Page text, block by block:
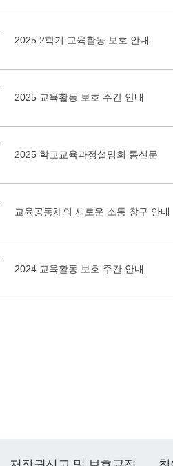
2025 2학기 교육활동 보호 안내
2025 교육활동 보호 주간 안내
2025 학교교육과정설명회 통신문
교육공동체의 새로운 소통 창구 안내
2024 교육활동 보호 주간 안내